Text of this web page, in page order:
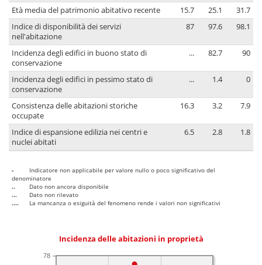
Età media del patrimonio abitativo recente 15.7 25.1
31.7
Indice di disponibilità dei servizi
nell'abitazione
87 97.6 98.1
Incidenza degli edifici in buono stato di
conservazione
... 82.7 90
Incidenza degli edifici in pessimo stato di
conservazione
... 1.4 0
Consistenza delle abitazioni storiche
occupate
16.3 3.2 7.9
Indice di espansione edilizia nei centri e
nuclei abitati
6.5 2.8 1.8
-
Indicatore non applicabile per valore nullo o poco significativo del
denominatore
..
Dato non ancora disponibile
...
Dato non rilevato
....
La mancanza o esiguità del fenomeno rende i valori non significativi
Incidenza delle abitazioni in proprietà
78